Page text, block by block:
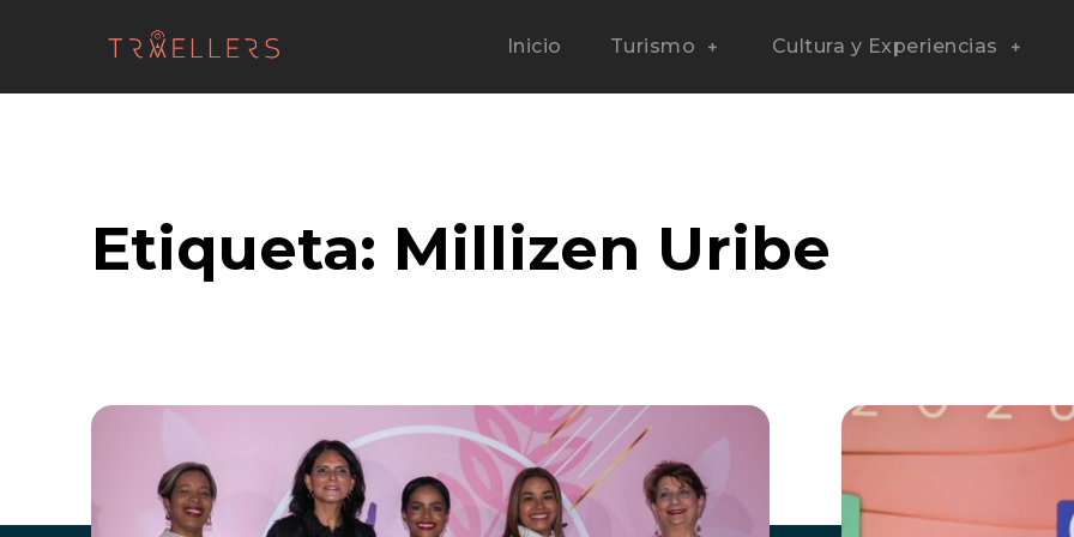
Inicio Turismo Cultura y Experiencias
Etiqueta: Millizen Uribe